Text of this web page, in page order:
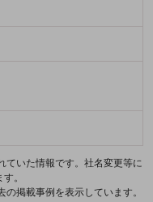
いた情報です。社名変更等に
。
掲載事例を表示しています。